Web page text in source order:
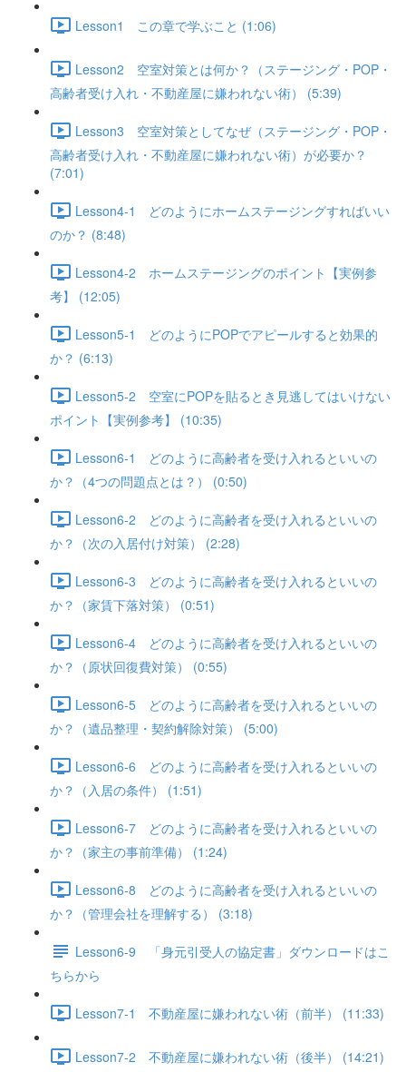
Lesson1 この章で学ぶこと (1:06)
Lesson2 空室対策とは何か？（ステージング・POP・
高齢者受け入れ・不動産屋に嫌われない術） (5:39)
Lesson3 空室対策としてなぜ（ステージング・POP・
高齢者受け入れ・不動産屋に嫌われない術）が必要か？
(7:01)
Lesson4-1 どのようにホームステージングすればいい
のか？ (8:48)
Lesson4-2 ホームステージングのポイント【実例参
考】 (12:05)
Lesson5-1 どのようにPOPでアピールすると効果的
か？ (6:13)
Lesson5-2 空室にPOPを貼るとき見逃してはいけない
ポイント【実例参考】 (10:35)
Lesson6-1 どのように高齢者を受け入れるといいの
か？（4つの問題点とは？） (0:50)
Lesson6-2 どのように高齢者を受け入れるといいの
か？（次の入居付け対策） (2:28)
Lesson6-3 どのように高齢者を受け入れるといいの
か？（家賃下落対策） (0:51)
Lesson6-4 どのように高齢者を受け入れるといいの
か？（原状回復費対策） (0:55)
Lesson6-5 どのように高齢者を受け入れるといいの
か？（遺品整理・契約解除対策） (5:00)
Lesson6-6 どのように高齢者を受け入れるといいの
か？（入居の条件） (1:51)
Lesson6-7 どのように高齢者を受け入れるといいの
か？（家主の事前準備） (1:24)
Lesson6-8 どのように高齢者を受け入れるといいの
か？（管理会社を理解する） (3:18)
Lesson6-9 「身元引受人の協定書」ダウンロードはこ
ちらから
Lesson7-1 不動産屋に嫌われない術（前半） (11:33)
Lesson7-2 不動産屋に嫌われない術（後半） (14:21)